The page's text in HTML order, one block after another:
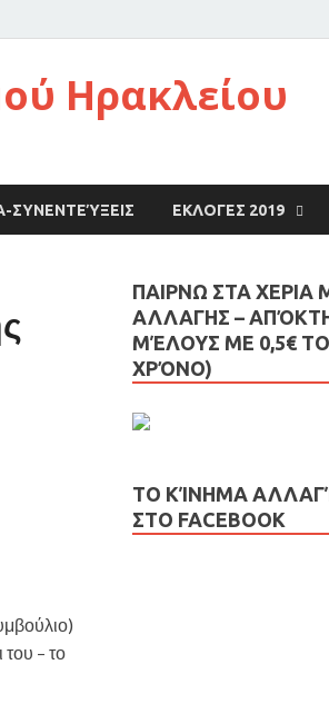
Ηρακλείου
ΣΥΝΕΝΤΕΎΞΕΙΣ ΕΚΛΟΓΕΣ 2019
– το
ΠΑΙΡΝΩ ΣΤΑ
ΑΛΛΑΓΗΣ –
ΜΈΛΟΥΣ ΜΕ 0,5€
ΧΡΌΝΟ)
ΤΟ ΚΊΝΗΜΑ
ΣΤΟ FACEBOOK